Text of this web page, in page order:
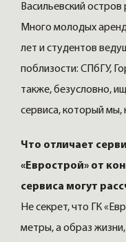
Васильевский
Много молодых
лет и студентов
поблизости: СПбГУ,
также, безусловно,
сервиса, который мы,
Что отличает
«Еврострой» от
сервиса могут
Не секрет, что ГК
метры, а образ